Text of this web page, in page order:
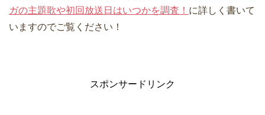
ガの主題歌や初回放送日はいつかを調査！ に詳しく書いて
いますのでご覧ください！
スポンサードリンク